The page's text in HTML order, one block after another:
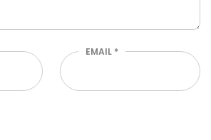
EMAIL *